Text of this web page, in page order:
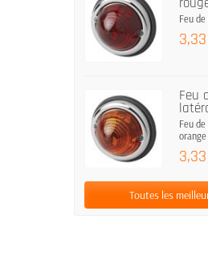
Feu
Feu
Feu
Toutes les